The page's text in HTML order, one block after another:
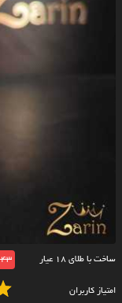
ساخت با طلای ۱۸ عیار
امتیاز کاربران